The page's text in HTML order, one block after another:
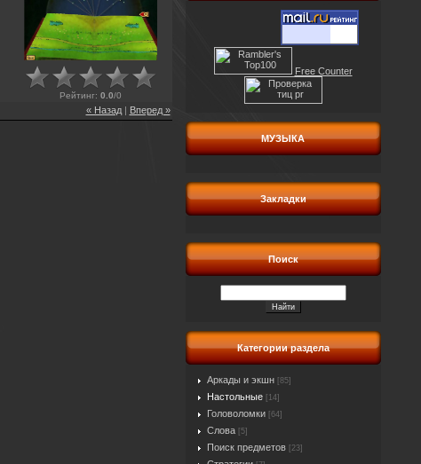
Рейтинг: 0.0/0
« Назад| Вперед »
Free Counter
МУЗЫКА
Закладки
Поиск
Категории раздела
Аркады и экшн [85]
Настольные [14]
Головоломки [64]
Слова [5]
Поиск предметов [23]